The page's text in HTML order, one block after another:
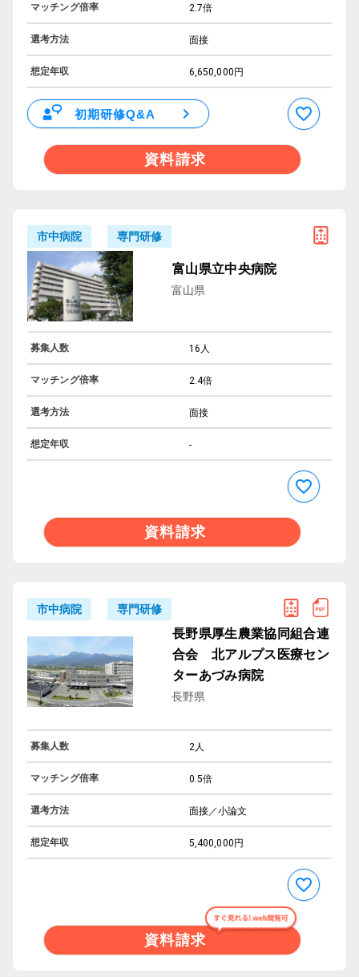
マッチング倍率 2.7倍
選考方法 面接
想定年収 6,650,000円
初期研修Q&A
資料請求
市中病院 専門研修
富山県立中央病院
富山県
募集人数 16人
マッチング倍率 2.4倍
選考方法 面接
想定年収 -
資料請求
市中病院 専門研修
長野県厚生農業協同組合連
合会 北アルプス医療セン
ターあづみ病院
長野県
募集人数 2人
マッチング倍率 0.5倍
選考方法 面接／小論文
想定年収 5,400,000円
資料請求